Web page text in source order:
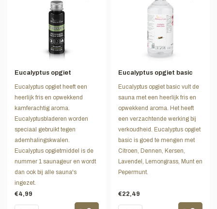
Eucalyptus opgiet
Eucalyptus opgiet heeft een
heerlijk fris en opwekkend
kamferachtig aroma.
Eucalyptusbladeren worden
speciaal gebruikt tegen
ademhalingskwalen.
Eucalyptus opgietmiddel is de
nummer 1 saunageur en wordt
dan ook bij alle sauna's
ingezet.
€4,99
Eucalyptus opgiet basic
Eucalyptus opgiet basic vult de
sauna met een heerlijk fris en
opwekkend aroma. Het heeft
een verzachtende werking bij
verkoudheid. Eucalyptus opgiet
basic is goed te mengen met
Citroen, Dennen, Kersen,
Lavendel, Lemongrass, Munt en
Pepermunt.
€22,49